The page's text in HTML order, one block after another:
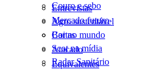
Entrevistas
Agro sustentável
Cartas
Scot na mídia
Radar Sanitário
Couro e sebo
Mercado futuro
Boi no mundo
Atacado
Equivalentes